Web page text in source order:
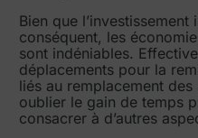
Bien que
conséquent, les
sont indéniables.
déplacements pour la
liés au remplacement
oublier le gain de temps
consacrer à d’autres